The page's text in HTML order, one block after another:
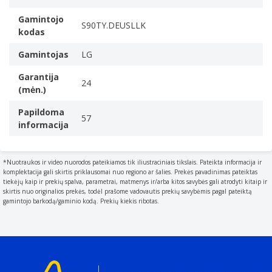
Brochure LG S90TY.DEUSLLK (pdf)
RMS (Root mean square) is a measure of the
continuous power required by a device
570 W
Device or software capable of decoding a digital stream
of audio e.g. internet radio.
DTS Digital Surround, DTS-HD HR, DTS-HD Master
Audio, DTS:X, Dolby Atmos, Dolby Digital, Dolby Digital
Vienodintuvo režimai
AI Sound Pro, Bass Blast, Bass Blast+, Žaidimas, Filmas,
Muzika, Sportui, Standartinis
Ekvalaizeris
„Enhanced Audio Return Channel“ (eARC)
Gamintojo
kodas
S90TY.DEUSLLK
Gamintojas
LG
Garantija
(mėn.)
24
Papildoma
informacija
57
*Nuotraukos ir video nuorodos pateikiamos tik iliustraciniais tikslais. Pateikta informacija ir
komplektacija gali skirtis priklausomai nuo regiono ar šalies. Prekės pavadinimas pateiktas
tiekėjų kaip ir prekių spalva, parametrai, matmenys ir/arba kitos savybės gali atrodyti kitaip ir
skirtis nuo originalios prekės, todėl prašome vadovautis prekių savybėmis pagal pateiktą
gamintojo barkodą/gaminio kodą. Prekių kiekis ribotas.